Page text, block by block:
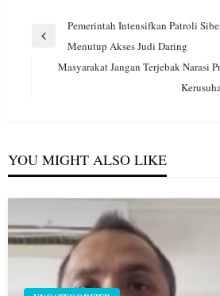
Navigasi
pos
Previous
Pemerintah Intensifkan Patroli
Menutup Akses Judi Daring
Masyarakat Jangan Terjebak Narasi
YOU MIGHT ALSO LIKE